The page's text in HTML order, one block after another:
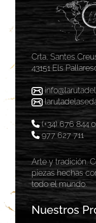
Crta, Santes
43151 Els
(+34) 676 844
977 627 711
Arte y tradición.
piezas hechas
todo el mundo.
Nuestros